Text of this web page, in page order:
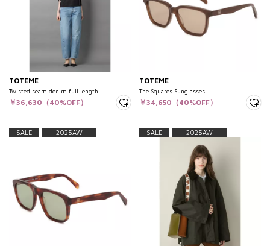
TOTEME
Twisted seam denim full length
￥36,630（40%OFF）
TOTEME
The Squares Sunglasses
￥34,650（40%OFF）
SALE 2025AW SALE 2025AW